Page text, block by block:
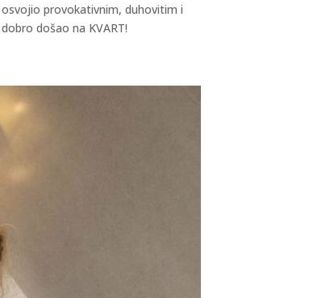
provokativnim, duhovitim i
došao na KVART!